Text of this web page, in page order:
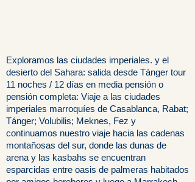
Exploramos las ciudades imperiales. y el
desierto del Sahara: salida desde Tánger tour
11 noches / 12 días en media pensión o
pensión completa: Viaje a las ciudades
imperiales marroquíes de Casablanca, Rabat;
Tánger; Volubilis; Meknes, Fez y
continuamos nuestro viaje hacia las cadenas
montañosas del sur, donde las dunas de
arena y las kasbahs se encuentran
esparcidas entre oasis de palmeras habitados